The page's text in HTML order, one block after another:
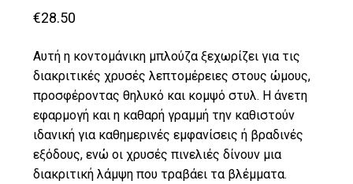
€28.50
Αυτή η κοντομάνικη μπλούζα ξεχωρίζει για τις
διακριτικές χρυσές λεπτομέρειες στους ώμους,
προσφέροντας θηλυκό και κομψό στυλ. Η άνετη
εφαρμογή και η καθαρή γραμμή την καθιστούν
ιδανική για καθημερινές εμφανίσεις ή βραδινές
εξόδους, ενώ οι χρυσές πινελιές δίνουν μια
διακριτική λάμψη που τραβάει τα βλέμματα.